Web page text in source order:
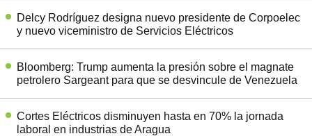
Delcy Rodríguez designa nuevo presidente de Corpoelec
y nuevo viceministro de Servicios Eléctricos
Bloomberg: Trump aumenta la presión sobre el magnate
petrolero Sargeant para que se desvincule de Venezuela
Cortes Eléctricos disminuyen hasta en 70% la jornada
laboral en industrias de Aragua